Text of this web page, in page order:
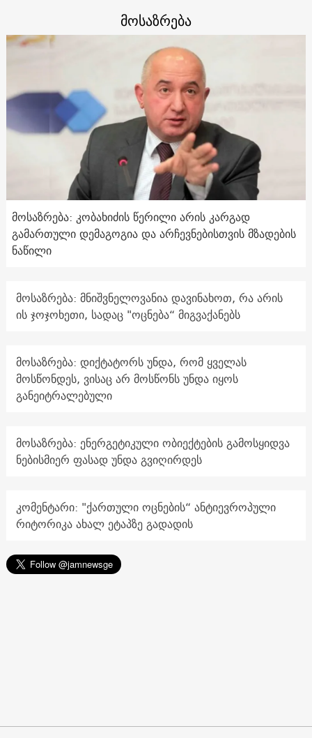
მოსაზრება
მოსაზრება: კობახიძის წერილი არის კარგად
გამართული დემაგოგია და არჩევნებისთვის მზადების
ნაწილი
მოსაზრება: მნიშვნელოვანია დავინახოთ, რა არის
ის ჯოჯოხეთი, სადაც "ოცნება“ მიგვაქანებს
მოსაზრება: დიქტატორს უნდა, რომ ყველას
მოსწონდეს, ვისაც არ მოსწონს უნდა იყოს
განეიტრალებული
მოსაზრება: ენერგეტიკული ობიექტების გამოსყიდვა
ნებისმიერ ფასად უნდა გვიღირდეს
კომენტარი: "ქართული ოცნების“ ანტიევროპული
რიტორიკა ახალ ეტაპზე გადადის